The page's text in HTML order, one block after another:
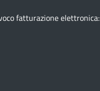
fatturazione elettronica: